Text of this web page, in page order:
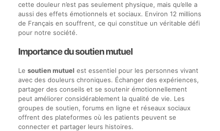
cette douleur n’est pas seulement physique, mais qu’elle a
aussi des effets émotionnels et sociaux. Environ 12 millions
de Français en souffrent, ce qui constitue un véritable défi
pour notre société.
Importance du soutien mutuel
Le soutien mutuel est essentiel pour les personnes vivant
avec des douleurs chroniques. Échanger des expériences,
partager des conseils et se soutenir émotionnellement
peut améliorer considérablement la qualité de vie. Les
groupes de soutien, forums en ligne et réseaux sociaux
offrent des plateformes où les patients peuvent se
connecter et partager leurs histoires.